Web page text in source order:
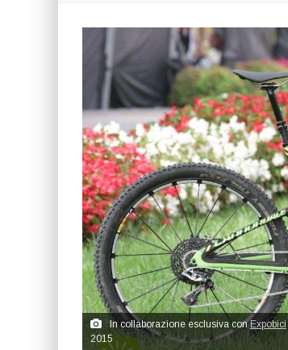
In collaborazione esclusiva conExpobici
2015